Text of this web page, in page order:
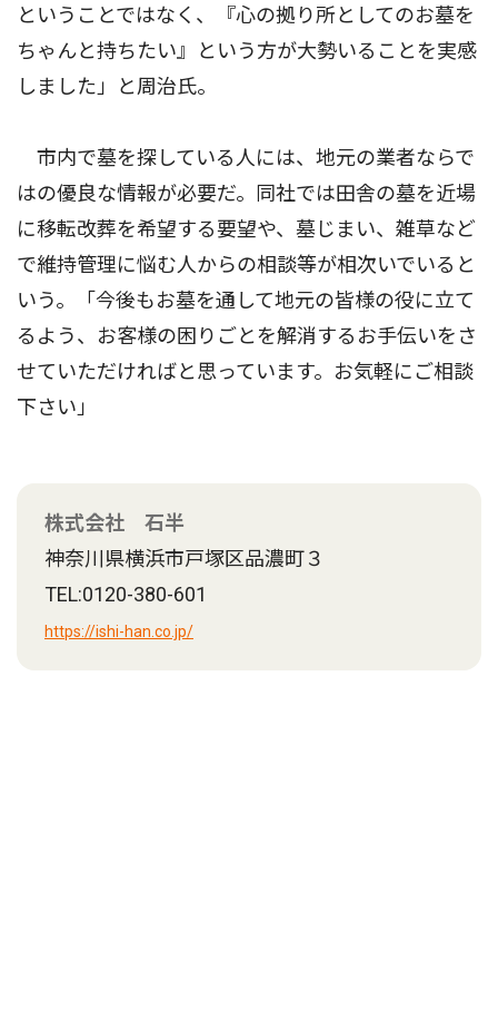
ということではなく、『心の拠り所としてのお墓を
ちゃんと持ちたい』という方が大勢いることを実感
しました」と周治氏。
市内で墓を探している人には、地元の業者ならで
はの優良な情報が必要だ。同社では田舎の墓を近場
に移転改葬を希望する要望や、墓じまい、雑草など
で維持管理に悩む人からの相談等が相次いでいると
いう。「今後もお墓を通して地元の皆様の役に立て
るよう、お客様の困りごとを解消するお手伝いをさ
せていただければと思っています。お気軽にご相談
下さい」
株式会社 石半
神奈川県横浜市戸塚区品濃町３
TEL:0120-380-601
https://ishi-han.co.jp/